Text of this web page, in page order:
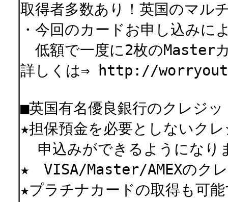
取得者多数あり！英国のマル
・今回のカードお申し込みに
低額で一度に2枚のMaster
詳しくは⇒ http://
■英国有名優良銀行のクレジ
★担保預金を必要としないク
申込みができるようになり
★ VISA/Master/AMEXのクレ
★プラチナカードの取得も可